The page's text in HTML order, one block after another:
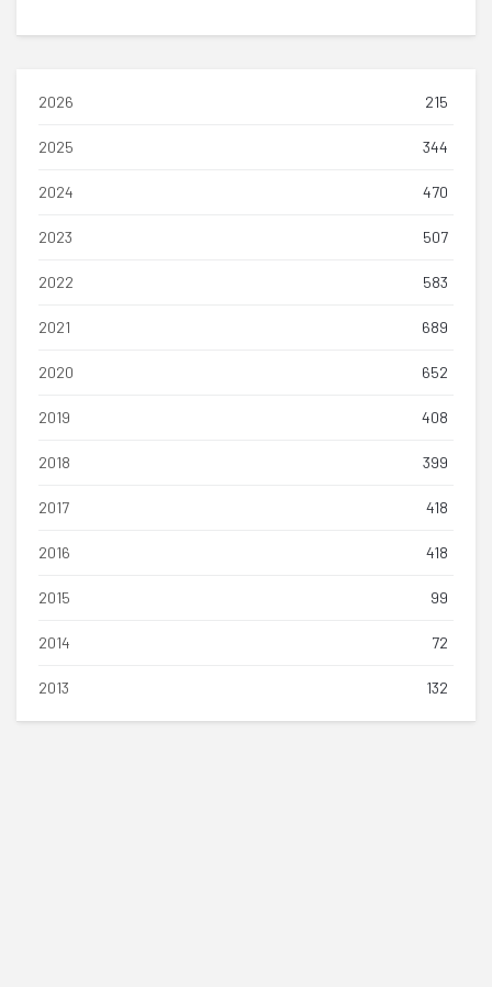
2026 215
2025 344
2024 470
2023 507
2022 583
2021 689
2020 652
2019 408
2018 399
2017 418
2016 418
2015 99
2014 72
2013 132